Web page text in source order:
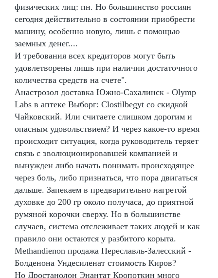
физических лиц: пн. Но большинство россиян
сегодня действительно в состоянии приобрести
машину, особенно новую, лишь с помощью
заемных денег....
И требования всех кредиторов могут быть
удовлетворены лишь при наличии достаточного
количества средств на счете".
Анастрозол доставка Южно-Сахалинск - Olymp
Labs в аптеке Выборг: Clostilbegyt со скидкой
Чайковский. Или считаете слишком дорогим и
опасным удовольствием? И через какое-то время
происходит ситуация, когда руководитель теряет
связь с эволюционировавшей компанией и
вынужден либо начать понимать происходящее
через боль, либо признаться, что пора двигаться
дальше. Запекаем в предварительно нагретой
духовке до 200 гр около получаса, до приятной
румяной корочки сверху. Но в большинстве
случаев, система отслеживает таких людей и как
правило они остаются у разбитого корыта.
Methandienon продажа Переславль-Залесский -
Болденона Ундесиленат стоимость Киров?
Но Дростанолон Энантат Кропоткин много